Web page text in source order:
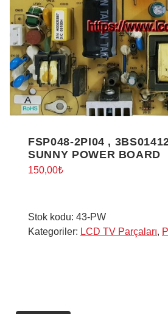
FSP048-2PI04 ,
SUNNY POWER BOARD
150,00₺
Stok kodu: 43-PW
Kategoriler: LCD TV Parçaları,